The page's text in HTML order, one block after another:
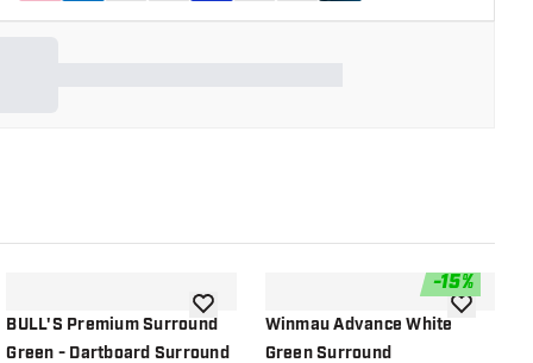
alla lista dei desideri
BULL'S Premium Surround
Green - Dartboard Surround
aggiungi alla lista dei desideri
-15%
Winmau Advance White
Green Surround
aggiungi